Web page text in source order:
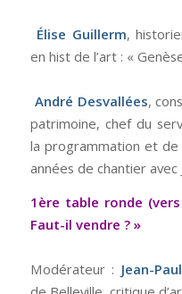
Élise Guillerm,
en hist de l’art : «
André Desvallées,
patrimoine, chef du
la programmation et de
années de chantier avec
1ère table ronde
Faut-il vendre ? »
Modérateur : Jean-